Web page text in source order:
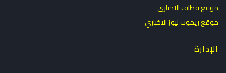
موقع قطاف الاخباري
موقع ريموت نيوز الاخباري
الإدارة